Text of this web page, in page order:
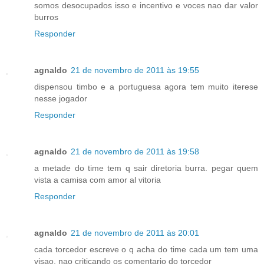
somos desocupados isso e incentivo e voces nao dar valor
burros
Responder
agnaldo 21 de novembro de 2011 às 19:55
dispensou timbo e a portuguesa agora tem muito iterese
nesse jogador
Responder
agnaldo 21 de novembro de 2011 às 19:58
a metade do time tem q sair diretoria burra. pegar quem
vista a camisa com amor al vitoria
Responder
agnaldo 21 de novembro de 2011 às 20:01
cada torcedor escreve o q acha do time cada um tem uma
visao. nao criticando os comentario do torcedor